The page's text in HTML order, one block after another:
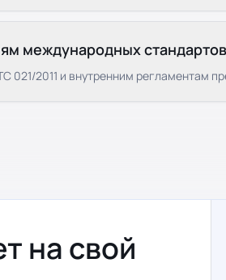
международных
021/2011 и внутренним регламентам
на свой